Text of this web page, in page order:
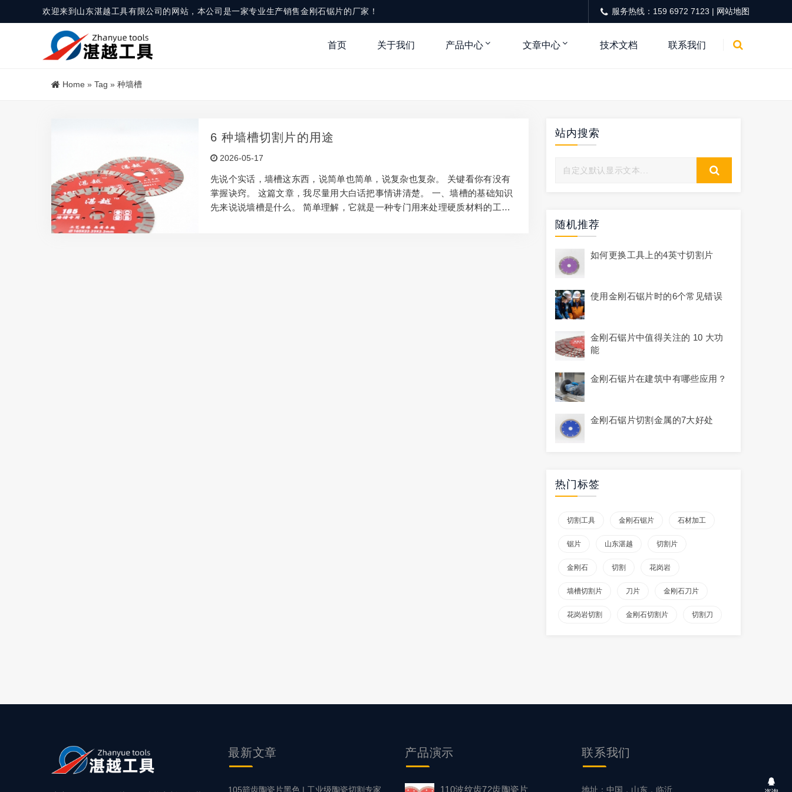
欢迎来到山东湛越工具有限公司的网站，本公司是一家专业生产销售金刚石锯片的厂家！ 服务热线：159 6972 7123 | 网站地图
首页 关于我们 产品中心 文章中心 技术文档 联系我们
Home » Tag » 种墙槽
6 种墙槽切割片的用途
2026-05-17
先说个实话，墙槽这东西，说简单也简单，说复杂也复杂。 关键看你有没有
掌握诀窍。 这篇文章，我尽量用大白话把事情讲清楚。 一、墙槽的基础知识
先来说说墙槽是什么。 简单理解，它就是一种专门用来处理硬质材料的工
站内搜索
随机推荐
如何更换工具上的4英寸切割片
使用金刚石锯片时的6个常见错误
金刚石锯片中值得关注的 10 大功
能
金刚石锯片在建筑中有哪些应用？
金刚石锯片切割金属的7大好处
热门标签
切割工具 金刚石锯片 石材加工
锯片 山东湛越 切割片
金刚石 切割 花岗岩
墙槽切割片 刀片 金刚石刀片
花岗岩切割 金刚石切割片 切割刀
最新文章
105箭齿陶瓷片黑色 | 工业级陶瓷切割专家
产品演示
110波纹齿72齿陶瓷片
联系我们
地址：中国，山东，临沂